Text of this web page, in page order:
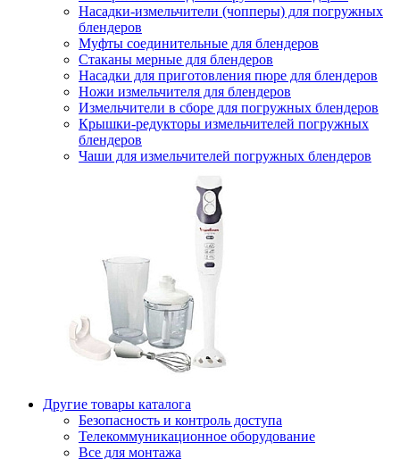
Насадки-измельчители (чопперы) для погружных
блендеров
Муфты соединительные для блендеров
Стаканы мерные для блендеров
Насадки для приготовления пюре для блендеров
Ножи измельчителя для блендеров
Измельчители в сборе для погружных блендеров
Крышки-редукторы измельчителей погружных
блендеров
Чаши для измельчителей погружных блендеров
Другие товары каталога
Безопасность и контроль доступа
Телекоммуникационное оборудование
Все для монтажа